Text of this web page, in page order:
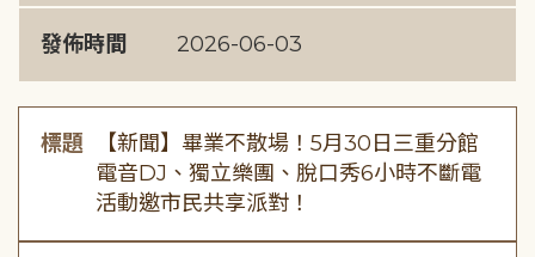
發佈時間 2026-06-03
標題
【新聞】畢業不散場！5月30日三重分館
電音DJ、獨立樂團、脫口秀6小時不斷電
活動邀市民共享派對！